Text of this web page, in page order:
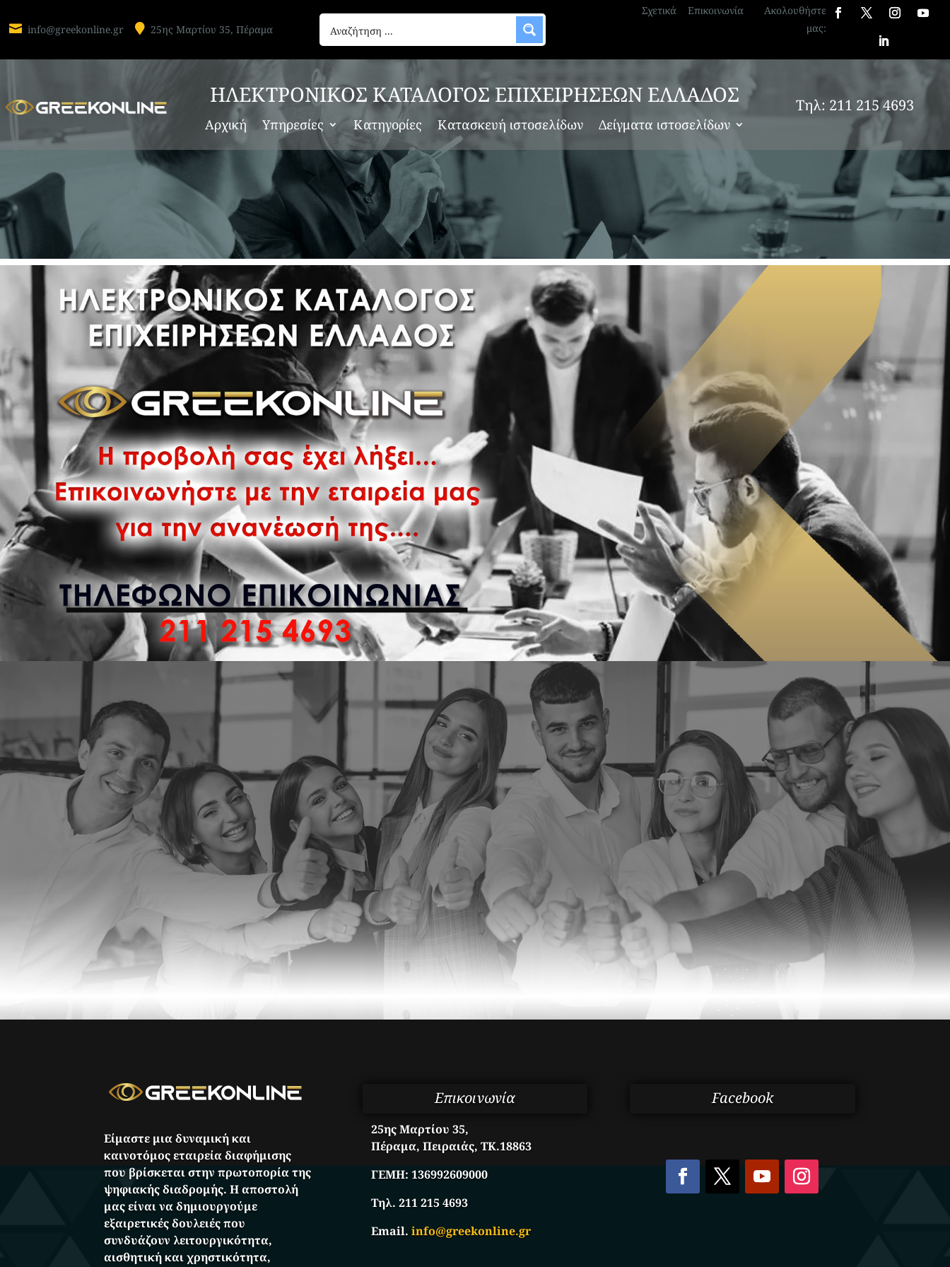
 info@greekonline.gr  25ης Μαρτίου 35, Πέραμα
Σχετικά Επικοινωνία
Ακολουθήστε
μας:
ΗΛΕΚΤΡΟΝΙΚΟΣ ΚΑΤΑΛΟΓΟΣ ΕΠΙΧΕΙΡΗΣΕΩΝ ΕΛΛΑΔΟΣ
Αρχική Υπηρεσίες Κατηγορίες Κατασκευή ιστοσελίδων Δείγματα ιστοσελίδων
Τηλ: 211 215 4693
Είμαστε μια δυναμική και
καινοτόμος εταιρεία διαφήμισης
που βρίσκεται στην πρωτοπορία της
ψηφιακής διαδρομής. Η αποστολή
μας είναι να δημιουργούμε
εξαιρετικές δουλειές που
συνδυάζουν λειτουργικότητα,
αισθητική και χρηστικότητα,
Επικοινωνία
25ης Μαρτίου 35,
Πέραμα, Πειραιάς, ΤΚ.18863
ΓΕΜΗ:136992609000
Τηλ. 211 215 4693
Email.info@greekonline.gr
Facebook